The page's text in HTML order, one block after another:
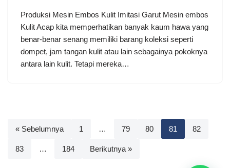
Produksi Mesin Embos Kulit Imitasi Garut Mesin embos
Kulit Acap kita memperhatikan banyak kaum hawa yang
benar-benar senang memiliki barang koleksi seperti
dompet, jam tangan kulit atau lain sebagainya pokoknya
antara lain kulit. Tetapi mereka…
« Sebelumnya 1 … 79 80 81 82
83 … 184 Berikutnya »